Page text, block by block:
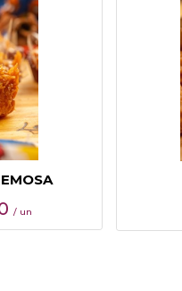
/ un